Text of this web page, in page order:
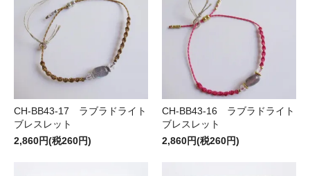
CH-BB43-17 ラブラドライト
ブレスレット
2,860円(税260円)
CH-BB43-16 ラブラドライト
ブレスレット
2,860円(税260円)